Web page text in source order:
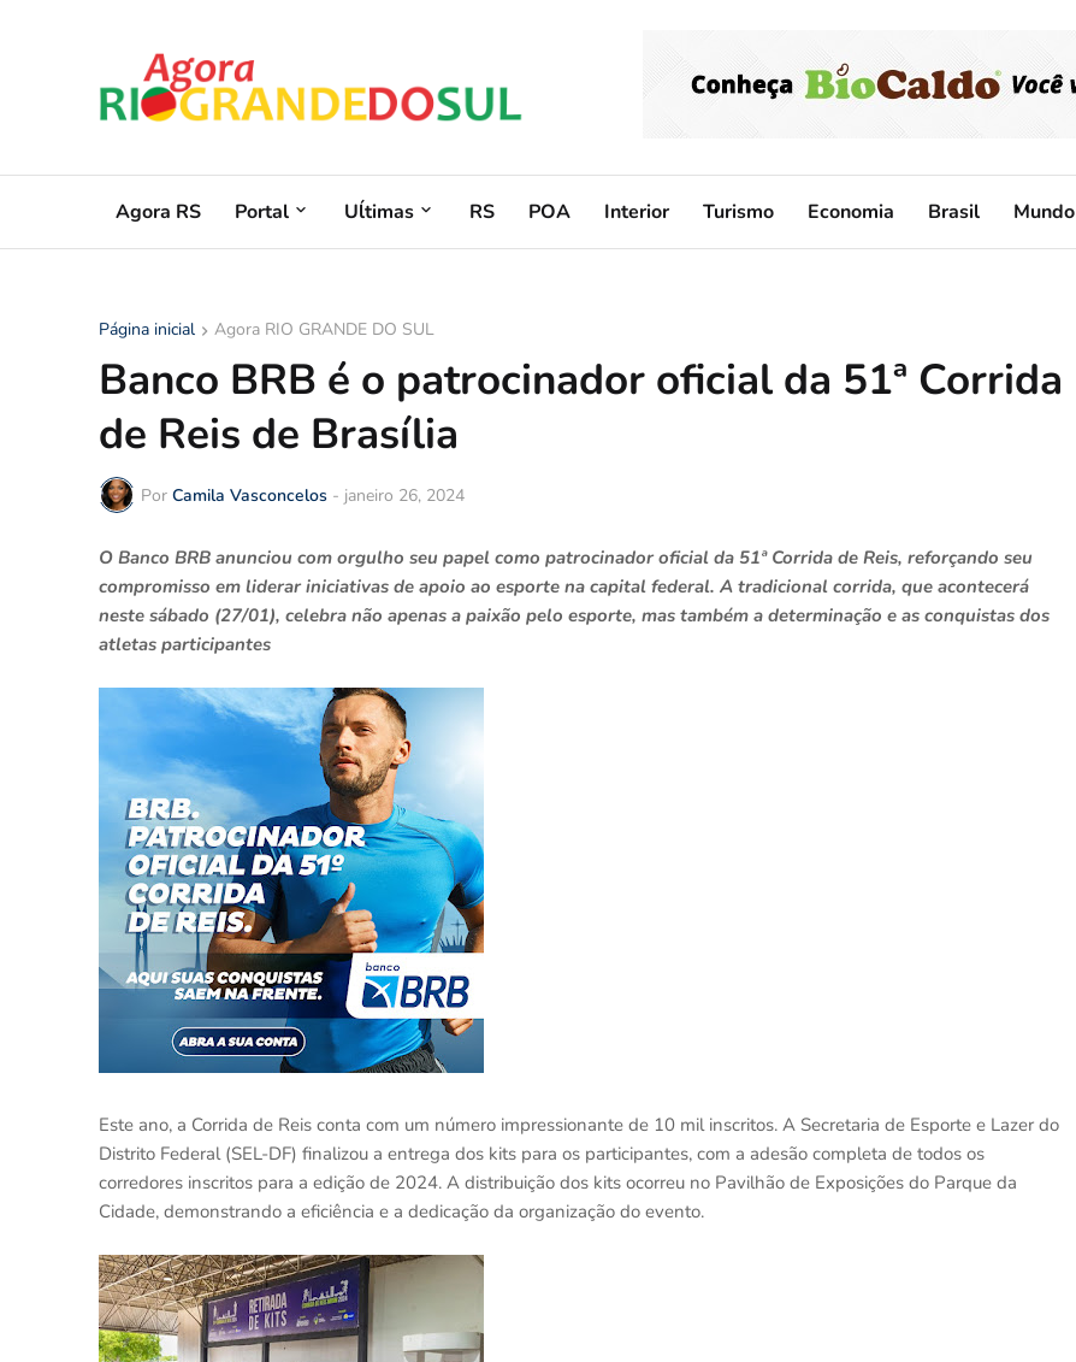
Agora RS Portal Uĺtimas RS POA Interior Turismo Economia Brasil Mundo
Página inicial Agora RIO GRANDE DO SUL
Banco BRB é o patrocinador oficial da 51ª Corrida
de Reis de Brasília
Por Camila Vasconcelos - janeiro 26, 2024
O Banco BRB anunciou com orgulho seu papel como patrocinador oficial da 51ª Corrida de Reis, reforçando seu
compromisso em liderar iniciativas de apoio ao esporte na capital federal. A tradicional corrida, que acontecerá
neste sábado (27/01), celebra não apenas a paixão pelo esporte, mas também a determinação e as conquistas dos
atletas participantes
Este ano, a Corrida de Reis conta com um número impressionante de 10 mil inscritos. A Secretaria de Esporte e Lazer do
Distrito Federal (SEL-DF) finalizou a entrega dos kits para os participantes, com a adesão completa de todos os
corredores inscritos para a edição de 2024. A distribuição dos kits ocorreu no Pavilhão de Exposições do Parque da
Cidade, demonstrando a eficiência e a dedicação da organização do evento.